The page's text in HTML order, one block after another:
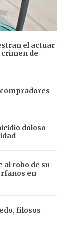
el actuar
de
doloso
robo de su
en
filosos